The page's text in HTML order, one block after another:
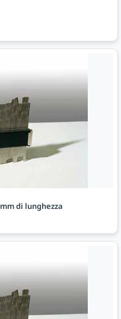
di lunghezza